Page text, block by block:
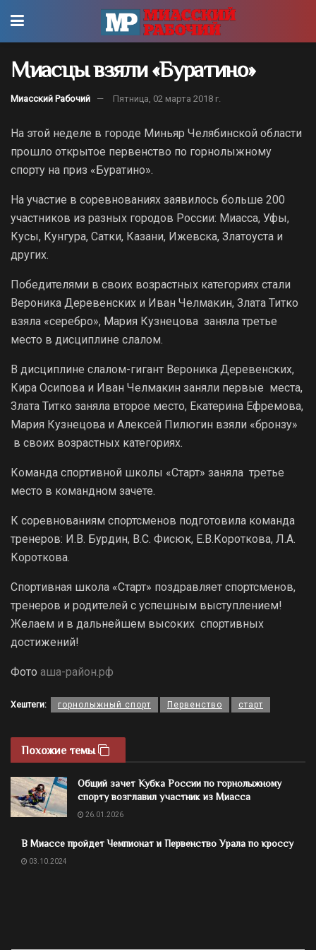
Миасцы взяли «Буратино»
Миасский Рабочий Пятница, 02 марта 2018 г.
На этой неделе в городе Миньяр Челябинской области
прошло открытое первенство по горнолыжному
спорту на приз «Буратино».
На участие в соревнованиях заявилось больше 200
участников из разных городов России: Миасса, Уфы,
Кусы, Кунгура, Сатки, Казани, Ижевска, Златоуста и
других.
Победителями в своих возрастных категориях стали
Вероника Деревенских и Иван Челмакин, Злата Титко
взяла «серебро», Мария Кузнецова заняла третье
место в дисциплине слалом.
В дисциплине слалом-гигант Вероника Деревенских,
Кира Осипова и Иван Челмакин заняли первые места,
Злата Титко заняла второе место, Екатерина Ефремова,
Мария Кузнецова и Алексей Пилюгин взяли «бронзу»
в своих возрастных категориях.
Команда спортивной школы «Старт» заняла третье
место в командном зачете.
К соревнованиям спортсменов подготовила команда
тренеров: И.В. Бурдин, В.С. Фисюк, Е.В.Короткова, Л.А.
Короткова.
Спортивная школа «Старт» поздравляет спортсменов,
тренеров и родителей с успешным выступлением!
Желаем и в дальнейшем высоких спортивных
достижений!
Фото аша-район.рф
Хештеги: горнолыжный спорт Первенство старт
Похожие темы
Общий зачет Кубка России по горнолыжному
спорту возглавил участник из Миасса
26.01.2026
В Миассе пройдет Чемпионат и Первенство Урала по кроссу
03.10.2024